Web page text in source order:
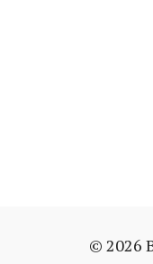
мышление
© 2026